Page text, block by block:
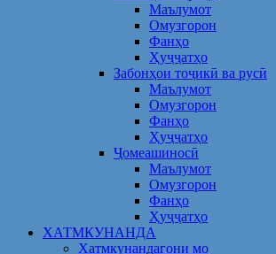
Маълумот
Омузгорон
Фанҳо
Ҳуҷҷатҳо
Забонҳои тоҷикӣ ва русӣ
Маълумот
Омузгорон
Фанҳо
Ҳуҷҷатҳо
Ҷомеашиносӣ
Маълумот
Омузгорон
Фанҳо
Ҳуҷҷатҳо
ХАТМКУНАНДА
Хатмкунандагони мо